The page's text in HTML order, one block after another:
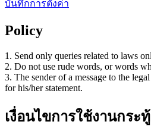
บันทึกการตั้งค่า
Policy
1. Send only queries related to laws
2. Do not use rude words, or words
3. The sender of a message to the
for his/her statement.
เงื่อนไขการใช้งานกระ